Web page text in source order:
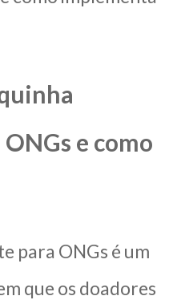
e como
para ONGs é um
que os doadores